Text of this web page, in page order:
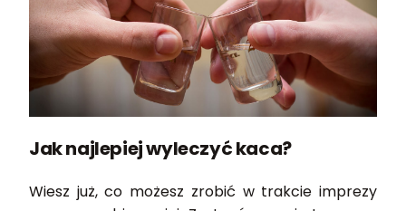
Jak najlepiej wyleczyć kaca?
Wiesz już, co możesz zrobić w trakcie imprezy